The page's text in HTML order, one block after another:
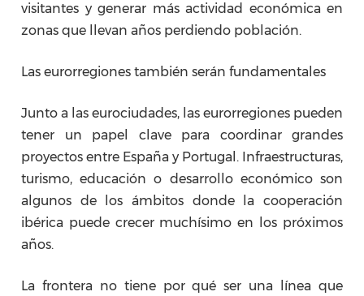
visitantes y generar más actividad económica en
zonas que llevan años perdiendo población.
Las eurorregiones también serán fundamentales
Junto a las eurociudades, las eurorregiones pueden
tener un papel clave para coordinar grandes
proyectos entre España y Portugal. Infraestructuras,
turismo, educación o desarrollo económico son
algunos de los ámbitos donde la cooperación
ibérica puede crecer muchísimo en los próximos
años.
La frontera no tiene por qué ser una línea que